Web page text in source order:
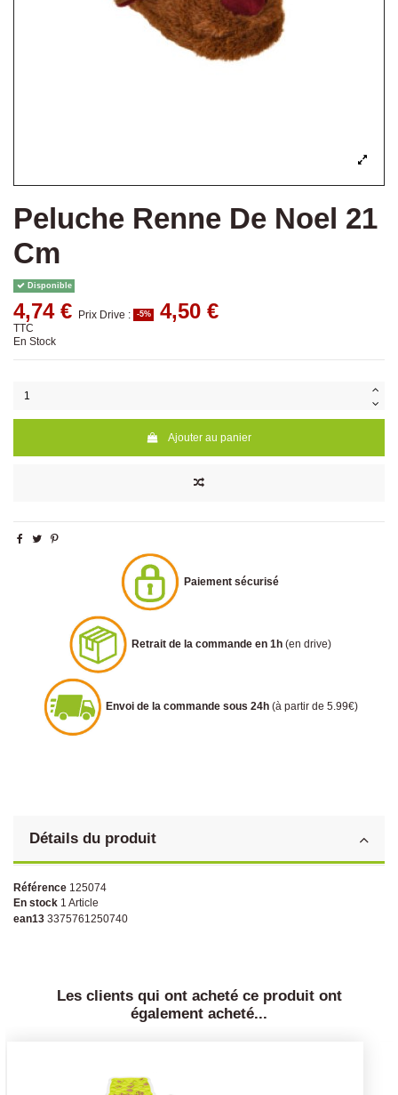
Peluche Renne De Noel 21
Cm
Disponible
4,74 € Prix Drive : -5% 4,50 €
TTC
En Stock
Ajouter au panier
Paiement sécurisé
Retrait de la commande en 1h (en drive)
Envoi de la commande sous 24h (à partir de 5.99€)
Détails du produit
Référence 125074
En stock 1 Article
ean13 3375761250740
Les clients qui ont acheté ce produit ont
également acheté...